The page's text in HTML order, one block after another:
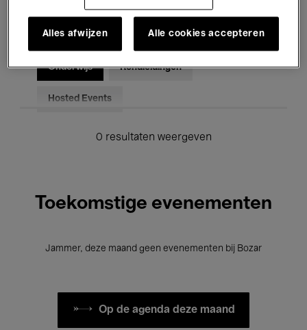
Voor iedereen Kids’ Palace
Onderwijs Rondleidingen
Hosted Events
0 resultaten weergeven
Toekomstige evenementen
Jammer, deze maand geen evenementen bij Bozar
Op de agenda deze maand
Alles afwijzen Alle cookies accepteren